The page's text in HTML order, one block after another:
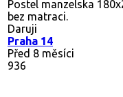
Postel manzelska
bez matraci.
Daruji
Praha 14
Před 8 měsíci
936